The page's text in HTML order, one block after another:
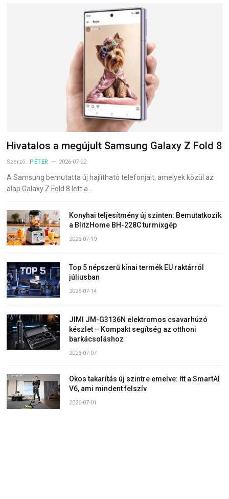
Hivatalos a megújult Samsung Galaxy Z Fold 8
Szerző: PÉTER 2026-07-22
A Samsung bemutatta új hajlítható telefonjait, amelyek közül az
alap Galaxy Z Fold 8 lett a…
Konyhai teljesítmény új szinten: Bemutatkozik
a BlitzHome BH-228C turmixgép
2026-07-19
Top 5 népszerű kínai termék EU raktárról
júliusban
2026-07-14
JIMI JM-G3136N elektromos csavarhúzó
készlet – Kompakt segítség az otthoni
barkácsoláshoz
2026-07-07
Okos takarítás új szintre emelve: Itt a SmartAI
V6, ami mindent felszív
2026-07-01